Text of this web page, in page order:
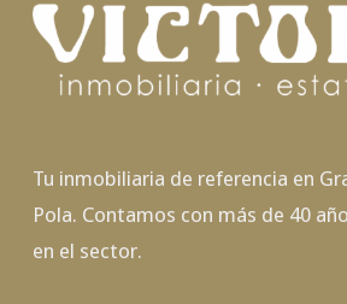
Tu inmobiliaria de referencia en
Pola. Contamos con más de 40
en el sector.